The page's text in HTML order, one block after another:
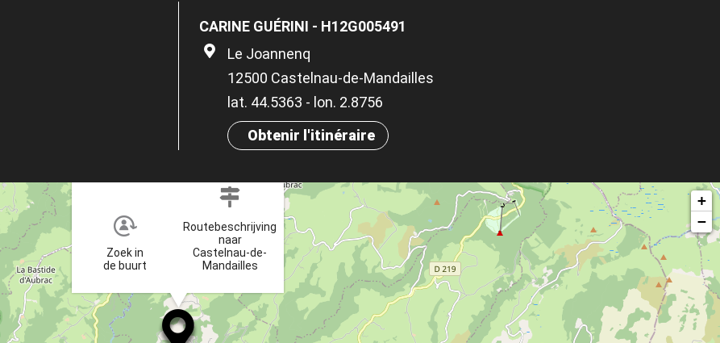
CARINE GUÉRINI - H12G005491
Le Joannenq
12500 Castelnau-de-Mandailles
lat. 44.5363 - lon. 2.8756
Obtenir l'itinéraire
Zoek in
de buurt
Routebeschrijving
naar
Castelnau-de-
Mandailles
+
−